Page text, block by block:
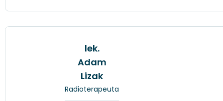
lek.
Adam
Lizak
Radioterapeuta